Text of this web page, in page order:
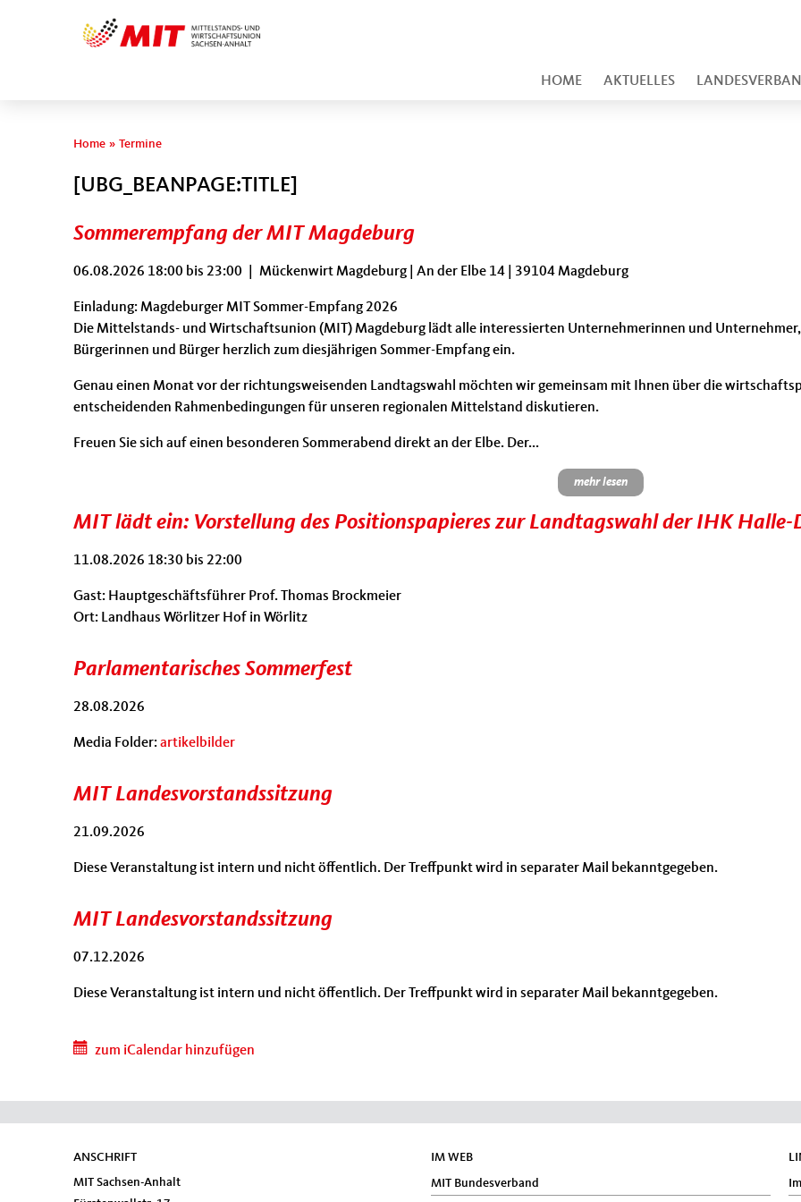
HOME AKTUELLES
Sie sind hier
Home » Termine
[UBG_BEANPAGE:TITLE]
Sommerempfang der MIT Magdeburg
06.08.2026 18:00 bis 23:00 Mückenwirt Magdeburg | An der Elbe 14 | 39104 Magdeburg
Einladung: Magdeburger MIT Sommer-Empfang 2026
Die Mittelstands- und Wirtschaftsunion (MIT) Magdeburg lädt alle interessierten Unternehmerinnen und
Bürgerinnen und Bürger herzlich zum diesjährigen Sommer-Empfang ein.
Genau einen Monat vor der richtungsweisenden Landtagswahl möchten wir gemeinsam mit Ihnen über die
entscheidenden Rahmenbedingungen für unseren regionalen Mittelstand diskutieren.
Freuen Sie sich auf einen besonderen Sommerabend direkt an der Elbe. Der...
mehr lesen
MIT lädt ein: Vorstellung des Positionspapieres zur Landtagswahl der IHK Halle-
11.08.2026 18:30 bis 22:00
Gast: Hauptgeschäftsführer Prof. Thomas Brockmeier
Ort: Landhaus Wörlitzer Hof in Wörlitz
Parlamentarisches Sommerfest
28.08.2026
Media Folder:artikelbilder
MIT Landesvorstandssitzung
21.09.2026
Diese Veranstaltung ist intern und nicht öffentlich. Der Treffpunkt wird in separater Mail bekanntgegeben.
MIT Landesvorstandssitzung
07.12.2026
Diese Veranstaltung ist intern und nicht öffentlich. Der Treffpunkt wird in separater Mail bekanntgegeben.
zum iCalendar hinzufügen
Fußbereich
ANSCHRIFT
MIT Sachsen-Anhalt
IM WEB
MIT Bundesverband